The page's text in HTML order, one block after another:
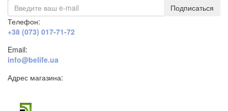
Подписаться
Телефон:
+38 (073) 017-71-72
Email:
info@belife.ua
Адрес магазина: